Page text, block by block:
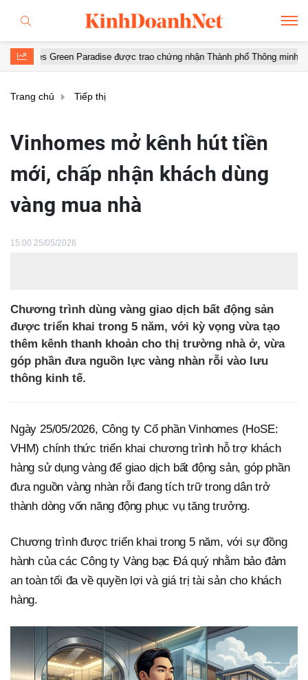
Paradise được trao chứng nhận Thành phố Thông minh dựa trên tiêu
Trang chủ Tiếp thị
Vinhomes mở kênh hút tiền
mới, chấp nhận khách dùng
vàng mua nhà
15:00 25/05/2026
Chương trình dùng vàng giao dịch bất động sản
được triển khai trong 5 năm, với kỳ vọng vừa tạo
thêm kênh thanh khoản cho thị trường nhà ở, vừa
góp phần đưa nguồn lực vàng nhàn rỗi vào lưu
thông kinh tế.
Ngày 25/05/2026, Công ty Cổ phần Vinhomes (HoSE:
VHM) chính thức triển khai chương trình hỗ trợ khách
hàng sử dụng vàng để giao dịch bất động sản, góp phần
đưa nguồn vàng nhàn rỗi đang tích trữ trong dân trở
thành dòng vốn năng động phục vụ tăng trưởng.
Chương trình được triển khai trong 5 năm, với sự đồng
hành của các Công ty Vàng bạc Đá quý nhằm bảo đảm
an toàn tối đa về quyền lợi và giá trị tài sản cho khách
hàng.